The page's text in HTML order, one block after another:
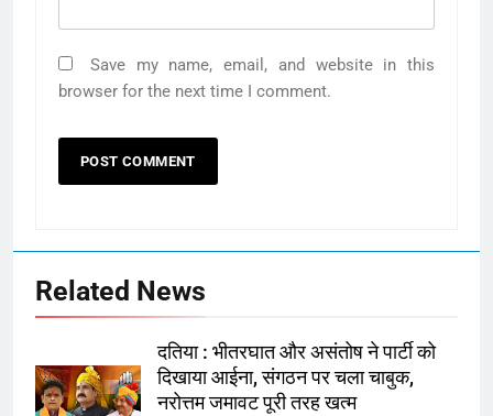
Save my name, email, and website in this
browser for the next time I comment.
Related News
दतिया : भीतरघात और असंतोष ने पार्टी को
दिखाया आईना, संगठन पर चला चाबुक,
नरोत्तम जमावट पूरी तरह खत्म